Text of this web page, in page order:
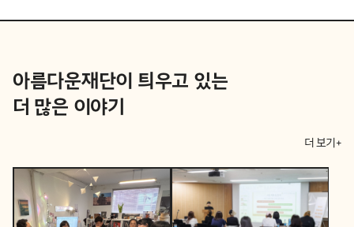
아름다운재단이 틔우고 있는
더 많은 이야기
더 보기+